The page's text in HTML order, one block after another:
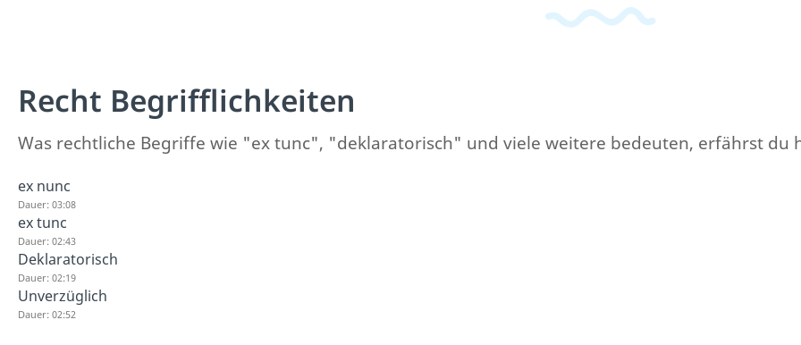
Recht Begrifflichkeiten
Was rechtliche Begriffe wie "ex tunc", "deklaratorisch" und viele weitere bedeuten, erfährst du
ex nunc
Dauer: 03:08
ex tunc
Dauer: 02:43
Deklaratorisch
Dauer: 02:19
Unverzüglich
Dauer: 02:52